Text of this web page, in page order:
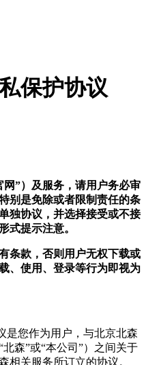
保护协议
”）及服务，请用户务必审
别是免除或者限制责任的条
独协议，并选择接受或不接
式提示注意。
条款，否则用户无权下载或
、使用、登录等行为即视为
是您作为用户，与北京北森
森”或“本公司”）之间关于
相关服务所订立的协议。